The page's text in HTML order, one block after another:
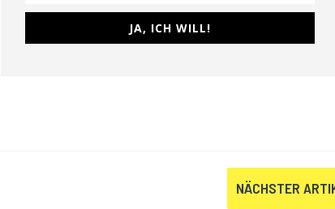
JA, ICH WILL!
NÄCHSTER